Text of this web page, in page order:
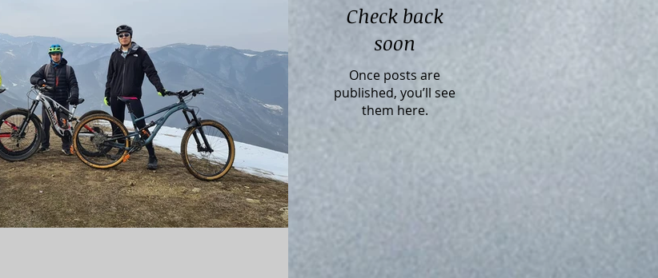
Check back
soon
Once posts are
published, you’ll see
them here.